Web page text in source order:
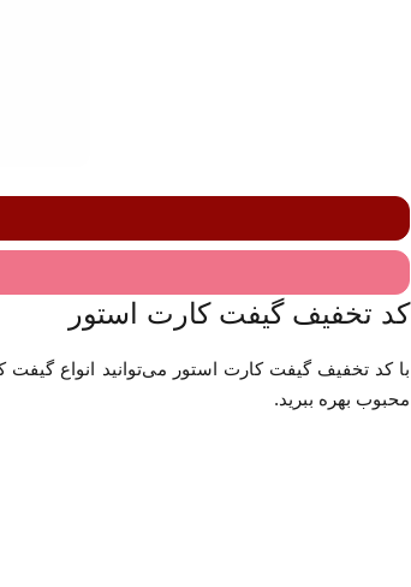
کد تخفیف گیفت کارت استور
با کد تخفیف گیفت کارت استور می‌توانید انواع
محبوب بهره ببرید.